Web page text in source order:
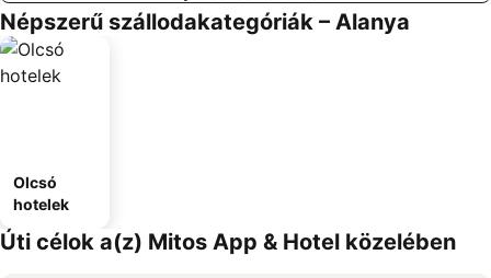
Népszerű szállodakategóriák – Alanya
Olcsó
hotelek
Úti célok a(z) Mitos App & Hotel közelében